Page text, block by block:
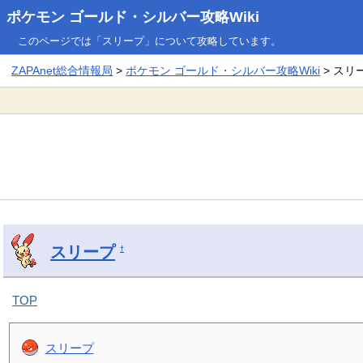
ポケモン ゴールド・シルバー攻略Wiki
このページでは「スリープ」について攻略しています。
ZAPAnet総合情報局 >ポケモン ゴールド・シルバー攻略Wiki > スリ
スリープ †
TOP
スリープ